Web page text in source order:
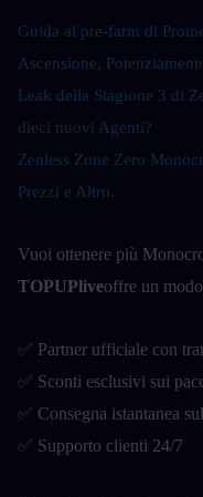
Guida al pre-farm di
Ascensione,
Leak della Stagione 3 di
dieci nuovi Agenti?
Zenless Zone Zero
Prezzi e Altro.
Vuoi ottenere più
TOPUPliveoffre un
✅ Partner ufficiale con
✅ Sconti esclusivi sui
✅ Consegna istantanea
✅ Supporto clienti 24/7